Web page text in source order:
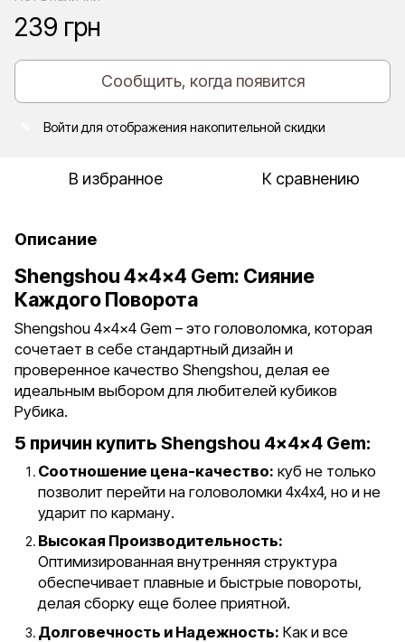
239 грн
Сообщить, когда появится
Войти для отображения накопительной скидки
В избранное К сравнению
Описание
Shengshou 4x4x4 Gem: Сияние
Каждого Поворота
Shengshou 4x4x4 Gem – это головоломка, которая
сочетает в себе стандартный дизайн и
проверенное качество Shengshou, делая ее
идеальным выбором для любителей кубиков
Рубика.
5 причин купить Shengshou 4x4x4 Gem:
Соотношение цена-качество: куб не только
позволит перейти на головоломки 4х4х4, но и не
ударит по карману.
Высокая Производительность:
Оптимизированная внутренняя структура
обеспечивает плавные и быстрые повороты,
делая сборку еще более приятной.
Долговечность и Надежность: Как и все